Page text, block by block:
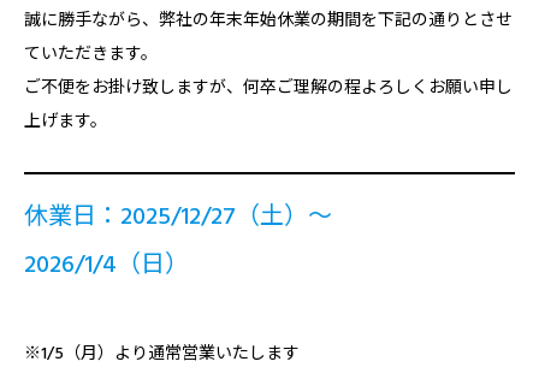
誠に勝手ながら、弊社の年末年始休業の期間を下記の通りとさせ
ていただきます。
ご不便をお掛け致しますが、何卒ご理解の程よろしくお願い申し
上げます。
休業日：2025/12/27（土）～
2026/1/4（日）
※1/5（月）より通常営業いたします